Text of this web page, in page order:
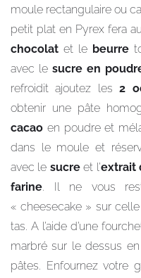
moule rectangulaire ou
petit plat en Pyrex fera
chocolat et le beurre
avec le sucre en
refroidit ajoutez les2
obtenir une pâte
cacao en poudre et
dans le moule et
avec le sucreet l’extrait
farine. Il ne vous
« cheesecake » sur
tas. A l’aide d’une
marbré sur le dessus
pâtes. Enfournez votre